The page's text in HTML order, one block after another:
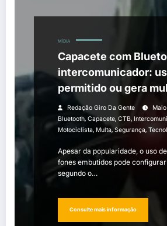
MÍDIA
Capacete com
intercomunicador:
permitido ou gera
Redação Giro Da Gente
Bluetooth, Capacete, CTB,
Motociclista, Multa,Segurança,
Apesar da popularidade, o uso
fones embutidos pode
segundo o…
Consulte mais informação